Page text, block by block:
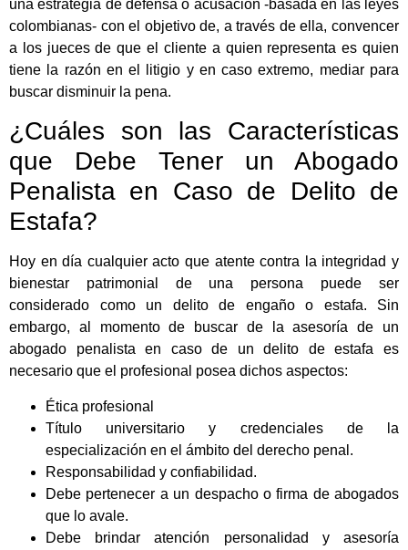
una estrategia de defensa o acusación -basada en las leyes
colombianas- con el objetivo de, a través de ella, convencer
a los jueces de que el cliente a quien representa es quien
tiene la razón en el litigio y en caso extremo, mediar para
buscar disminuir la pena.
¿Cuáles son las Características
que Debe Tener un Abogado
Penalista en Caso de Delito de
Estafa?
Hoy en día cualquier acto que atente contra la integridad y
bienestar patrimonial de una persona puede ser
considerado como un delito de engaño o estafa. Sin
embargo, al momento de buscar de la asesoría de un
abogado penalista en caso de un delito de estafa es
necesario que el profesional posea dichos aspectos:
Ética profesional
Título universitario y credenciales de la
especialización en el ámbito del derecho penal.
Responsabilidad y confiabilidad.
Debe pertenecer a un despacho o firma de abogados
que lo avale.
Debe brindar atención personalidad y asesoría